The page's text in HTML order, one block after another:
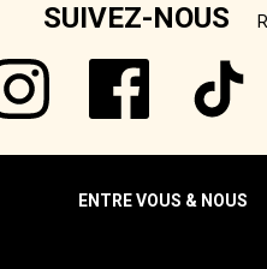
SUIVEZ-NOUS
ENTRE VOUS & NOUS